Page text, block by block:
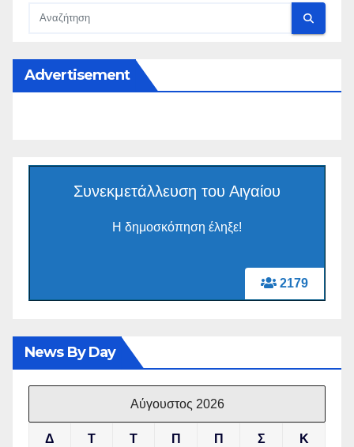
Advertisement
2179
Συνεκμετάλλευση του Αιγαίου
Η δημοσκόπηση έληξε!
News By Day
Αύγουστος 2026
Δ Τ Τ Π Π Σ Κ